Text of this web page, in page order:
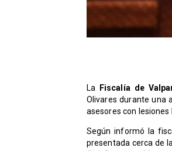
La Fiscalía de
Olivares durante una
asesores con lesiones
Según informó la
presentada cerca de